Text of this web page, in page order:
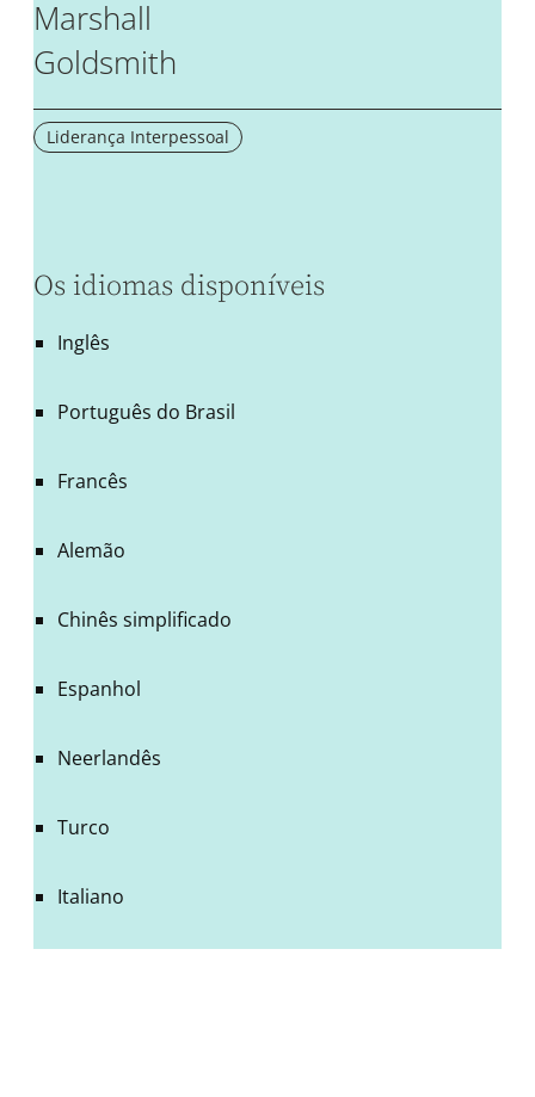
Marshall
Goldsmith
Liderança Interpessoal
Os idiomas disponíveis
Inglês
Português do Brasil
Francês
Alemão
Chinês simplificado
Espanhol
Neerlandês
Turco
Italiano